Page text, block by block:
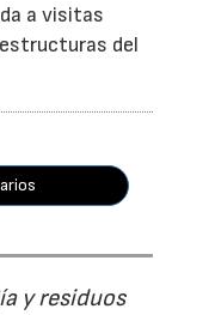
a visitas
del
y residuos